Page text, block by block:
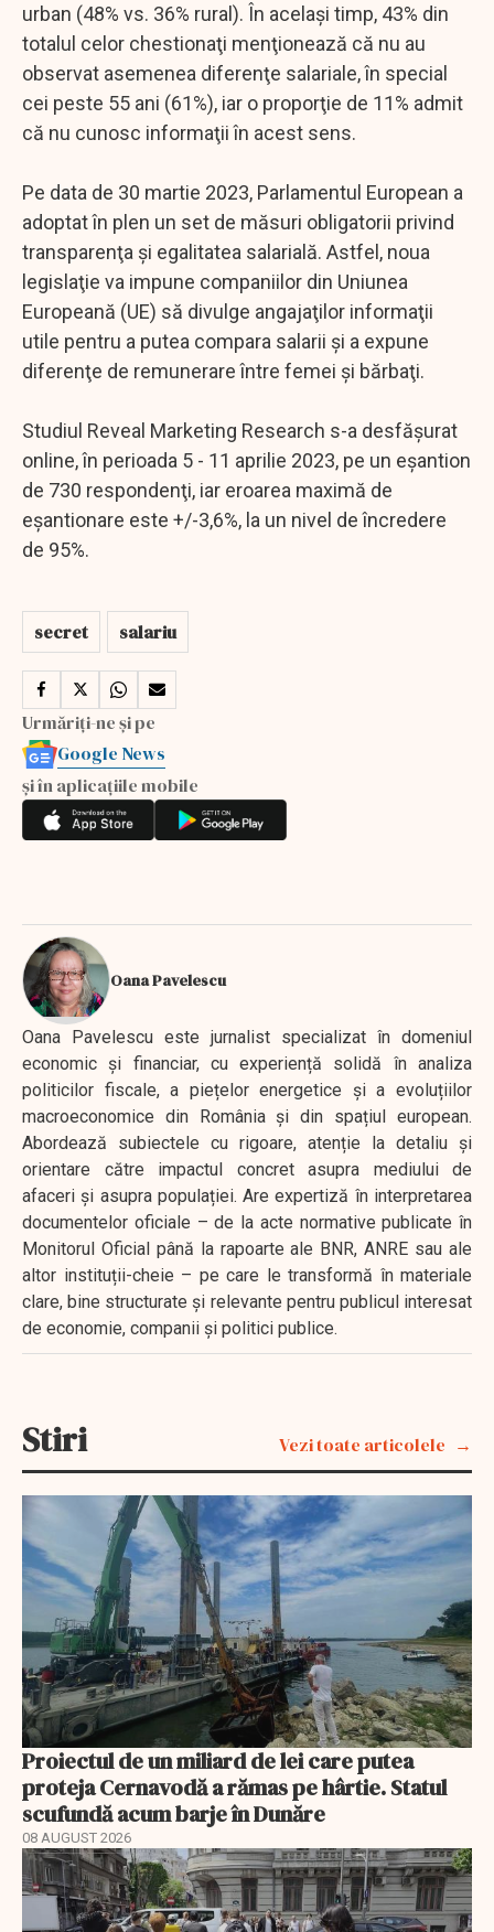
urban (48% vs. 36% rural). În acelaşi timp, 43% din
totalul celor chestionaţi menţionează că nu au
observat asemenea diferenţe salariale, în special
cei peste 55 ani (61%), iar o proporţie de 11% admit
că nu cunosc informaţii în acest sens.
Pe data de 30 martie 2023, Parlamentul European a
adoptat în plen un set de măsuri obligatorii privind
transparenţa şi egalitatea salarială. Astfel, noua
legislaţie va impune companiilor din Uniunea
Europeană (UE) să divulge angajaţilor informaţii
utile pentru a putea compara salarii şi a expune
diferenţe de remunerare între femei şi bărbaţi.
Studiul Reveal Marketing Research s-a desfăşurat
online, în perioada 5 - 11 aprilie 2023, pe un eşantion
de 730 respondenţi, iar eroarea maximă de
eşantionare este +/-3,6%, la un nivel de încredere
de 95%.
secret salariu
Urmăriți-ne și pe
Google News
și în aplicațiile mobile
Oana Pavelescu
Oana Pavelescu este jurnalist specializat în domeniul
economic și financiar, cu experiență solidă în analiza
politicilor fiscale, a piețelor energetice și a evoluțiilor
macroeconomice din România și din spațiul european.
Abordează subiectele cu rigoare, atenție la detaliu și
orientare către impactul concret asupra mediului de
afaceri și asupra populației. Are expertiză în interpretarea
documentelor oficiale – de la acte normative publicate în
Monitorul Oficial până la rapoarte ale BNR, ANRE sau ale
altor instituții-cheie – pe care le transformă în materiale
clare, bine structurate și relevante pentru publicul interesat
de economie, companii și politici publice.
Stiri Vezi toate articolele
Proiectul de un miliard de lei care putea
proteja Cernavodă a rămas pe hârtie. Statul
scufundă acum barje în Dunăre
08 AUGUST 2026